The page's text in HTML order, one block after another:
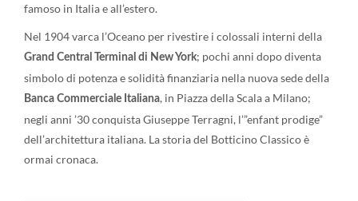
famoso in Italia e all’estero.
Nel 1904 varca l’Oceano per rivestire i colossali interni della
Grand Central Terminal di New York; pochi anni dopo diventa
simbolo di potenza e solidità finanziaria nella nuova sede della
Banca Commerciale Italiana, in Piazza della Scala a Milano;
negli anni ’30 conquista Giuseppe Terragni, l’”enfant prodige”
dell’architettura italiana. La storia del Botticino Classico è
ormai cronaca.